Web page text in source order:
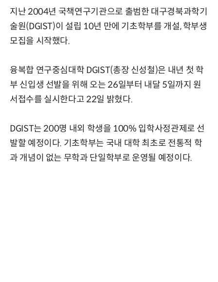
지난 2004년 국책연구기관으로 출범한 대구경북과학기
술원(DGIST)이 설립 10년 만에 기초학부를 개설, 학부생
모집을 시작했다.
융복합 연구중심대학 DGIST(총장 신성철)은 내년 첫 학
부 신입생 선발을 위해 오는 26일부터 내달 5일까지 원
서접수를 실시한다고 22일 밝혔다.
DGIST는 200명 내외 학생을 100% 입학사정관제로 선
발할 예정이다. 기초학부는 국내 대학 최초로 전통적 학
과 개념이 없는 무학과 단일학부로 운영될 예정이다.